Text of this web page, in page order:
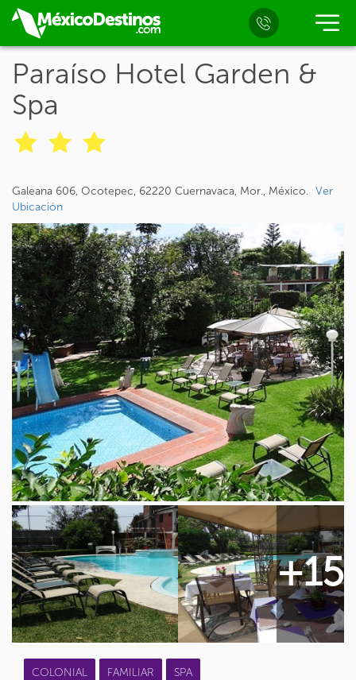
Paraíso Hotel Garden &
Spa
Galeana 606, Ocotepec, 62220 Cuernavaca, Mor., México. Ver
Ubicación
+15
COLONIAL FAMILIAR SPA